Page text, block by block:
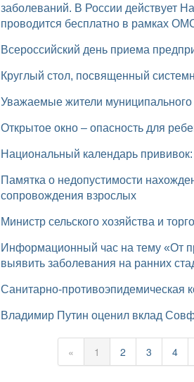
заболеваний. В России действует
проводится бесплатно в рамках
Всероссийский день приема
Круглый стол, посвященный
Уважаемые жители
Открытое окно – опасность для
Национальный календарь
Памятка о недопустимости нахождения несовершеннолетних на водных объектах без
сопровождения взрослых
Министр сельского хозяйства и
Информационный час на тему «От профилактики к долголетию: как диспансеризация помогает
выявить заболевания на ранних
Санитарно-противоэпидемическая
Владимир Путин оценил вклад
« 1 2 3 4